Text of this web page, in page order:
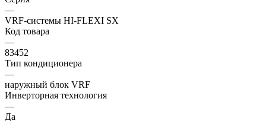
—
VRF-системы HI-FLEXI SX
Код товара
—
83452
Тип кондиционера
—
наружный блок VRF
Инверторная технология
—
Да